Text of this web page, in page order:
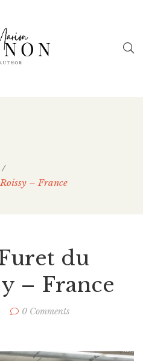
/
– France
du
– France
0 Comments